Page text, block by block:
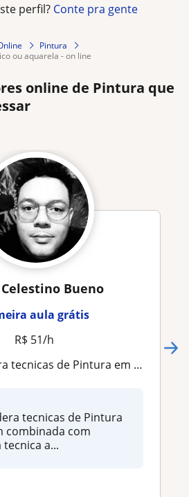
perfil? Conte pra gente
Pintura
ou aquarela - on line
online de Pintura que
Bueno
aula grátis
R$ 51/h
Nanquim combinada com aquarela em tecnica aguada sobre papel
tecnicas de Pintura
aquarela em tecnica a...